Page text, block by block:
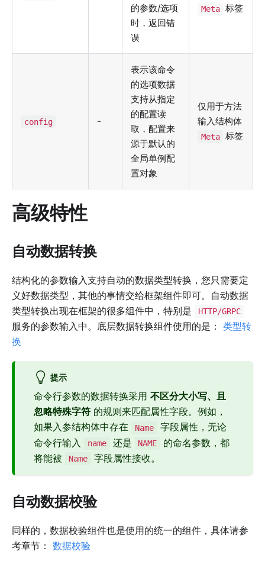
的参数/选项
时，返回错
误
Meta 标签
config -
表示该命令
的选项数据
支持从指定
的配置读
取，配置来
源于默认的
全局单例配
置对象
仅用于方法
输入结构体
Meta 标签
高级特性
自动数据转换
结构化的参数输入支持自动的数据类型转换，您只需要定
义好数据类型，其他的事情交给框架组件即可。自动数据
类型转换出现在框架的很多组件中，特别是
HTTP/GRPC
服务的参数输入中。底层数据转换组件使用的是： 类型转
换
提示
命令行参数的数据转换采用 不区分大小写、且
忽略特殊字符 的规则来匹配属性字段。例如，
如果入参结构体中存在
Name
字段属性，无论
命令行输入
name 还是 NAME
的命名参数，都
将能被
Name 字段属性接收。
自动数据校验
同样的，数据校验组件也是使用的统一的组件，具体请参
考章节： 数据校验